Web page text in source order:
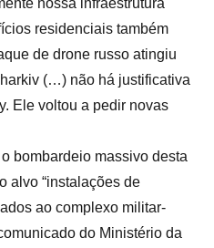
nossa infraestrutura
residenciais também
de drone russo atingiu
(…) não há justificativa
Ele voltou a pedir novas
bombardeio massivo desta
alvo “instalações de
ao complexo militar-
do Ministério da